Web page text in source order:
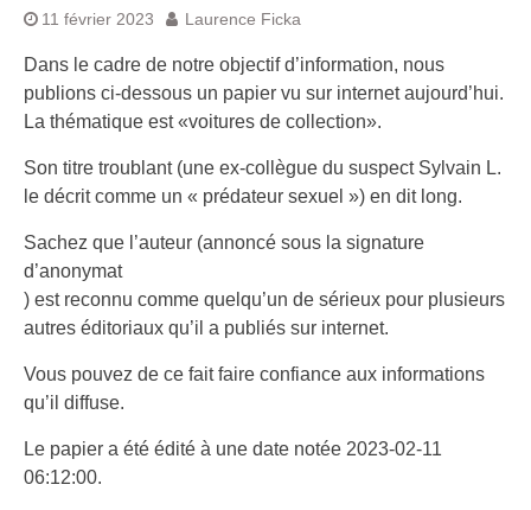
11 février 2023 Laurence Ficka
Dans le cadre de notre objectif d’information, nous
publions ci-dessous un papier vu sur internet aujourd’hui.
La thématique est «voitures de collection».
Son titre troublant (une ex-collègue du suspect Sylvain L.
le décrit comme un « prédateur sexuel ») en dit long.
Sachez que l’auteur (annoncé sous la signature
d’anonymat
) est reconnu comme quelqu’un de sérieux pour plusieurs
autres éditoriaux qu’il a publiés sur internet.
Vous pouvez de ce fait faire confiance aux informations
qu’il diffuse.
Le papier a été édité à une date notée 2023-02-11
06:12:00.